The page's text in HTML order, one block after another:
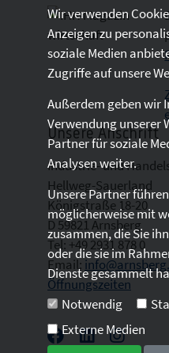
Unsere Anschrift
Industrie- und
Hellweg-Sauerland
Königstraße 18-20
D 59821 Arnsberg
Tel: +49 2931 878 0
Email:
Öffnungszeiten
Wir verwenden
Anzeigen zu
soziale Medien
Zugriffe auf unsere
Außerdem geben wir
Verwendung unserer
Partner für soziale
Analysen weiter.
Unsere Partner
möglicherweise mit
zusammen, die Sie
oder die sie im
Dienste gesammelt
Notwendig
Externe Medien